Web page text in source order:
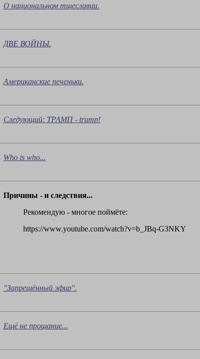
О национальном тщеславии.
ДВЕ ВОЙНЫ.
Американские печеньки.
Следующий: ТРАМП - trump!
Who is who...
Причины - и следствия...
Рекомендую - многое поймёте:
https://www.youtube.com/watch?v=b_JBq-G3NKY
"Запрещённый эфир".
Ещё не прощание...